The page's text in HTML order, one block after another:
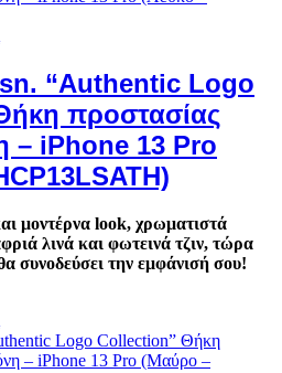
“Authentic Logo
προστασίας
– iPhone 13 Pro
μοντέρνα look, χρωματιστά
λινά και φωτεινά τζιν, τώρα
συνοδεύσει την εμφάνισή σου!